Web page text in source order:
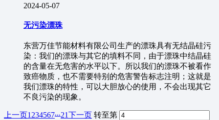
2024-05-07
无污染漂珠
东营万佳节能材料有限公司生产的漂珠具有无结晶硅污
染：我们的漂珠与其它的填料不同，由于漂珠中结晶硅
的含量在无危害的水平以下。所以我们的漂珠不被看作
致癌物质，也不需要特别的危害警告标志注明；这就是
我们漂珠的特性，可以大胆放心的使用，不会出现其它
不良污染的现象。
上一页1 234567...21下一页 转至第